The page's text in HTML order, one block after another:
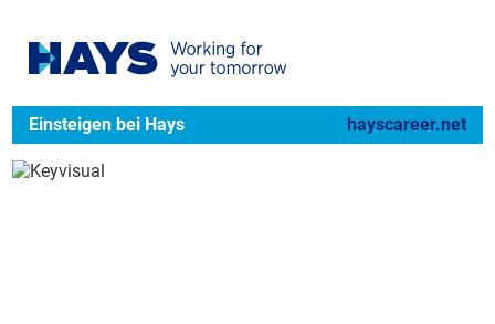
Einsteigen bei Hays hayscareer.net